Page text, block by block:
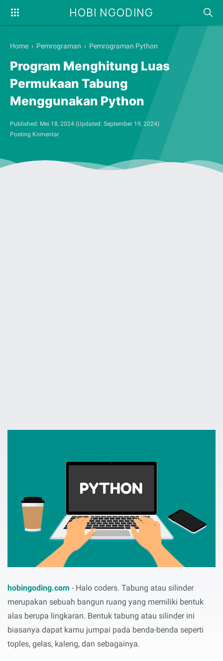
HOBI NGODING
Home › Pemrograman › Pemrograman Python
Program Menghitung Luas
Permukaan Tabung
Menggunakan Python
Published: Mei 18, 2024 (Updated: September 19, 2024)
Posting Komentar
hobingoding.com - Halo coders. Tabung atau silinder
merupakan sebuah bangun ruang yang memiliki bentuk
alas berupa lingkaran. Bentuk tabung atau silinder ini
biasanya dapat kamu jumpai pada benda-benda seperti
toples, gelas, kaleng, dan sebagainya.